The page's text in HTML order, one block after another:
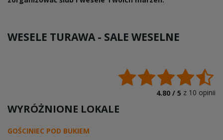
WESELE TURAWA - SALE WESELNE
4.80 / 5 z 10 opinii
WYRÓŻNIONE LOKALE
GOŚCINIEC POD BUKIEM